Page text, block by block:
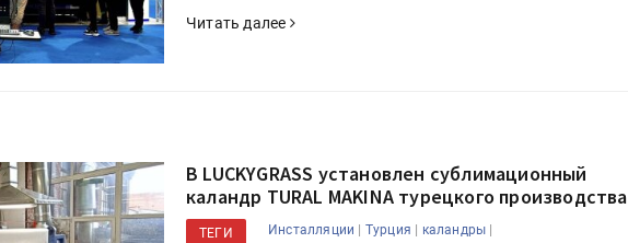
Читать далее
В LUCKYGRASS установлен сублимационный
каландр TURAL MAKINA турецкого производства
ТЕГИ Инсталляции | Турция | каландры |
Круглый стол на тему РОП пройдет
28 июля
«Калькулятор утилизации»